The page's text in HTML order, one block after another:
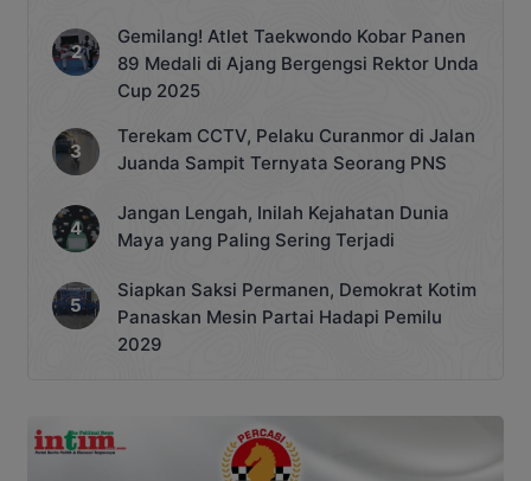
Gemilang! Atlet Taekwondo Kobar Panen
89 Medali di Ajang Bergengsi Rektor Unda
Cup 2025
Terekam CCTV, Pelaku Curanmor di Jalan
Juanda Sampit Ternyata Seorang PNS
Jangan Lengah, Inilah Kejahatan Dunia
Maya yang Paling Sering Terjadi
Siapkan Saksi Permanen, Demokrat Kotim
Panaskan Mesin Partai Hadapi Pemilu
2029